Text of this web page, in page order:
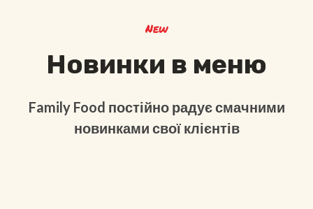
New
Новинки в меню
Family Food постійно радує смачними
новинками свої клієнтів